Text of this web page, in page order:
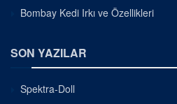
Bombay Kedi Irkı ve Özellikleri
SON YAZILAR
Spektra-Doll